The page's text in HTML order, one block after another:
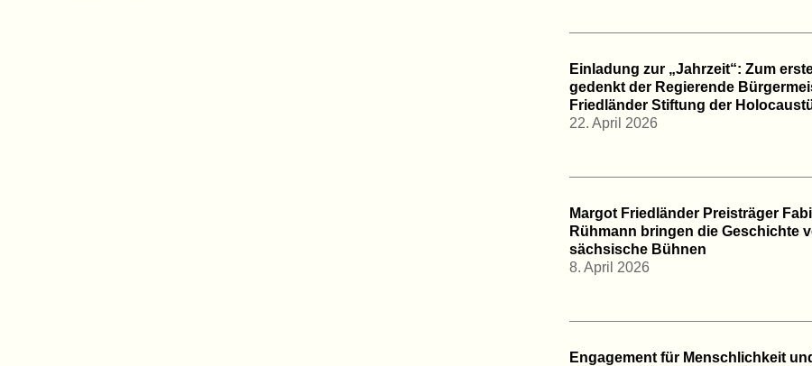
Einladung zur „Jahrzeit“: Zum
gedenkt der Regierende
Friedländer Stiftung der
22. April 2026
Margot Friedländer Preisträger
Rühmann bringen die Geschichte
sächsische Bühnen
8. April 2026
Engagement für Menschlichkeit